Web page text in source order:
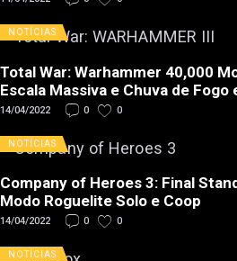
NOTÍCIAS
Total War: Warhammer 40,000
Escala Massiva e Chuva de Fogo
14/04/2022 0 0
NOTÍCIAS
Company of Heroes 3: Final
Modo Roguelite Solo e Coop
14/04/2022 0 0
NOTÍCIAS